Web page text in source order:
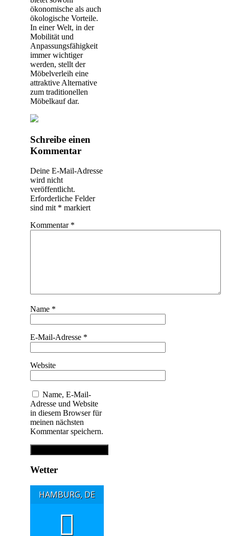
ökonomische als auch
ökologische Vorteile.
In einer Welt, in der
Mobilität und
Anpassungsfähigkeit
immer wichtiger
werden, stellt der
Möbelverleih eine
attraktive Alternative
zum traditionellen
Möbelkauf dar.
Beitragsnavigation
Schreibe einen
Kommentar
Deine E-Mail-Adresse
wird nicht
veröffentlicht.
Erforderliche Felder
sind mit * markiert
Kommentar *
Name *
E-Mail-Adresse *
Website
Name, E-Mail-
Adresse und Website
in diesem Browser für
meinen nächsten
Kommentar speichern.
Wetter
HAMBURG, DE